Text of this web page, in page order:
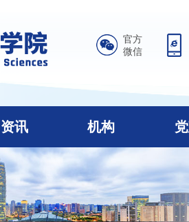
官方
微信
资讯 机构